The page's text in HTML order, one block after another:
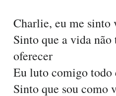
Charlie, eu me sinto
Sinto que a vida não
oferecer
Eu luto comigo todo
Sinto que sou como